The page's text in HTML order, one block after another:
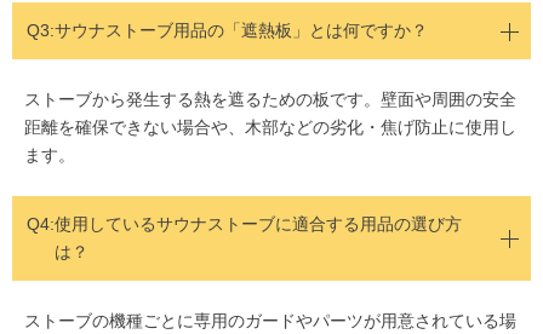
Q3:サウナストーブ用品の「遮熱板」とは何ですか？
ストーブから発生する熱を遮るための板です。壁面や周囲の安全
距離を確保できない場合や、木部などの劣化・焦げ防止に使用し
ます。
Q4:使用しているサウナストーブに適合する用品の選び方
は？
ストーブの機種ごとに専用のガードやパーツが用意されている場